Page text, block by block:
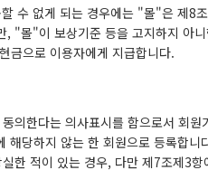
수 없게 되는 경우에는 "몰"은 제8
"몰"이 보상기준 등을 고지하지 아
금으로 이용자에게 지급합니다.
의한다는 의사표시를 함으로서 회원
당하지 않는 한 회원으로 등록합니
한 적이 있는 경우, 다만 제7조제3